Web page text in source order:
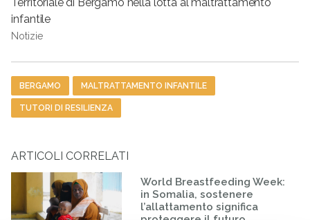
infantile
Notizie
Tag
BERGAMO MALTRATTAMENTO INFANTILE
TUTORI DI RESILIENZA
ARTICOLI CORRELATI
World Breastfeeding Week:
in Somalia, sostenere
l’allattamento significa